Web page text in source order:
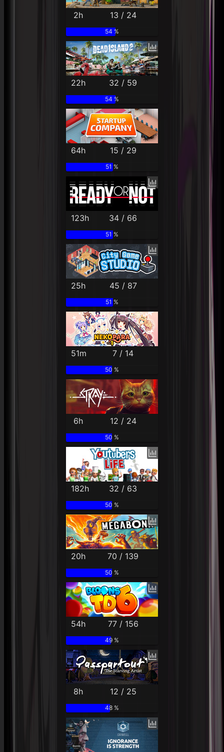
2h 13 / 24
54 %
22h 32 / 59
54 %
64h 15 / 29
51 %
123h 34 / 66
51 %
25h 45 / 87
51 %
51m 7 / 14
50 %
6h 12 / 24
50 %
182h 32 / 63
50 %
20h 70 / 139
50 %
54h 77 / 156
49 %
8h 12 / 25
48 %